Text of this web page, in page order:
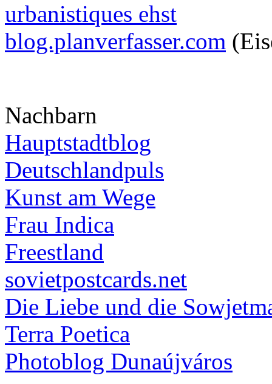
urbanistiques ehst
blog.planverfasser.com
Nachbarn
Hauptstadtblog
Deutschlandpuls
Kunst am Wege
Frau Indica
Freestland
sovietpostcards.net
Die Liebe und die
Terra Poetica
Photoblog Dunaújváros